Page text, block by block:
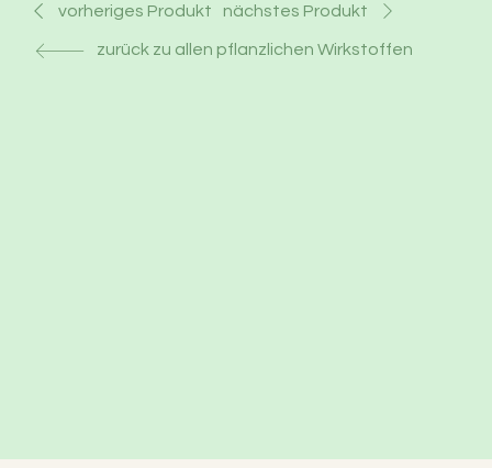
zurück zu allen pflanzlichen Wirkstoffen
vorheriges Produkt nächstes Produkt